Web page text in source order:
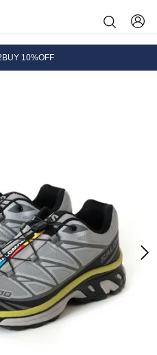
が生まれ変わります！
10%OFF
全品正規取扱